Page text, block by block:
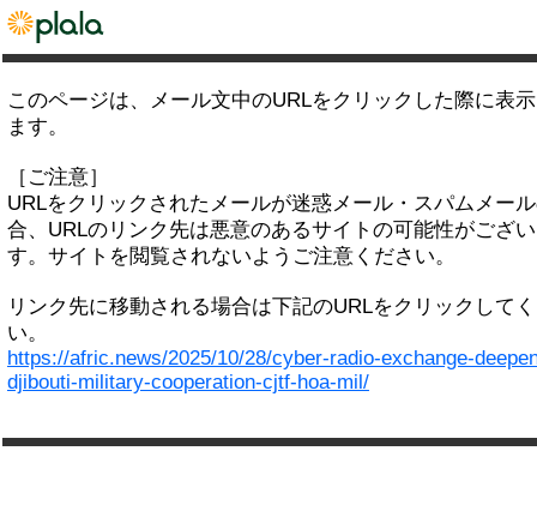
このページは、メール文中のURLをクリックした際に表
ます。
［ご注意］
URLをクリックされたメールが迷惑メール・スパムメー
合、URLのリンク先は悪意のあるサイトの可能性がござ
す。サイトを閲覧されないようご注意ください。
リンク先に移動される場合は下記のURLをクリックして
い。
https://afric.news/2025/10/28/cyber-radio-exchange-
djibouti-military-cooperation-cjtf-hoa-mil/